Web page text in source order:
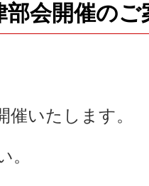
部会開催のご
催いたします。
。